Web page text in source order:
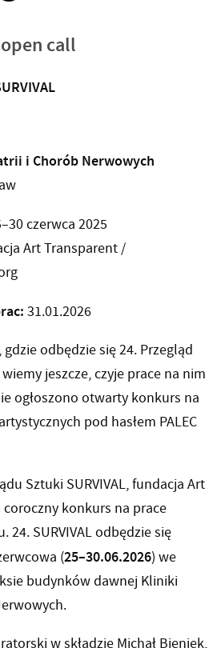
call
i Chorób Nerwowych
czerwca 2025
Art Transparent /
31.01.2026
odbędzie się 24. Przegląd
wiemy jeszcze, czyje prace na nim
ogłoszono otwarty konkurs na
pod hasłem PALEC
Sztuki SURVIVAL, fundacja Art
coroczny konkurs na prace
24. SURVIVAL odbędzie się
(25–30.06.2026) we
budynków dawnej Kliniki
w składzie Michał Bieniek,